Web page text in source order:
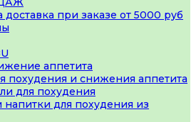
доставка при заказе от 5000 руб
аппетита
похудения и снижения аппетита
для похудения
напитки для похудения из